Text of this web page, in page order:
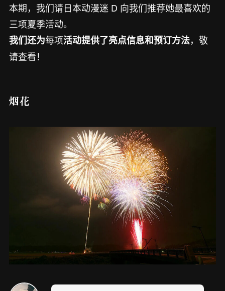
本期，我们请日本动漫迷 D 向我们推荐她最喜欢的
三项夏季活动。
我们还为每项活动提供了亮点信息和预订方法，敬
请查看！
烟花